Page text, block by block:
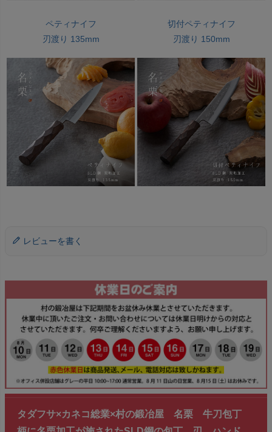
ペティナイフ
刃渡り 135mm
切付ペティナイフ
刃渡り 150mm
レビューを書く
タダフサ×カネコ総業×村の鍛冶屋 名栗 牛刀包丁